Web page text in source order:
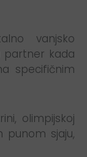
vanjsko
partner kada
specifičnim
olimpijskoj
punom sjaju,